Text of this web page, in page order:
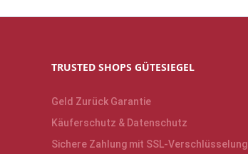
TRUSTED SHOPS GÜTESIEGEL
Geld Zurück Garantie
Käuferschutz & Datenschutz
Sichere Zahlung mit SSL-Verschlüsselung